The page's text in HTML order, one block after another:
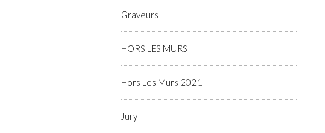
Graveurs
HORS LES MURS
Hors Les Murs 2021
Jury